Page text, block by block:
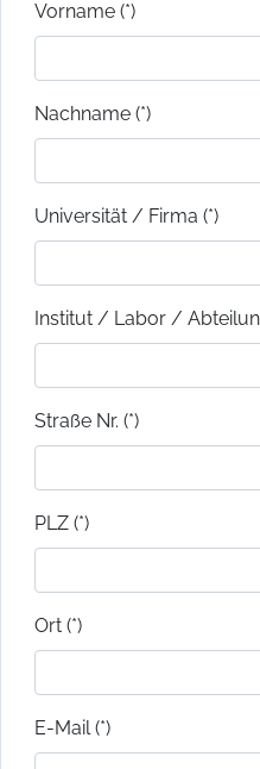
Vorname (*)
Nachname (*)
Universität / Firma (*)
Institut / Labor /
Straße Nr. (*)
PLZ (*)
Ort (*)
E-Mail (*)